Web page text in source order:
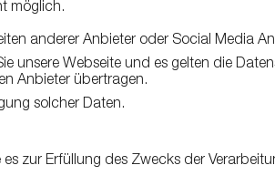
möglich.
anderer Anbieter oder Social Media
unsere Webseite und es gelten die
Anbieter übertragen.
solcher Daten.
zur Erfüllung des Zwecks der